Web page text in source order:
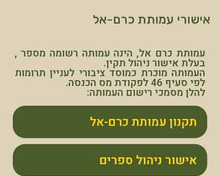
אישורי עמותת כרם-אל
עמותת כרם אל, הינה עמותה רשומה מספר ,
בעלת אישור ניהול תקין.
העמותה מוכרת כמוסד ציבורי לעניין תרומות
לפי סעיף 46 לפקודת מס הכנסה.
להלן מסמכי רישום העמותה:
תקנון עמותת כרם-אל
אישור ניהול ספרים